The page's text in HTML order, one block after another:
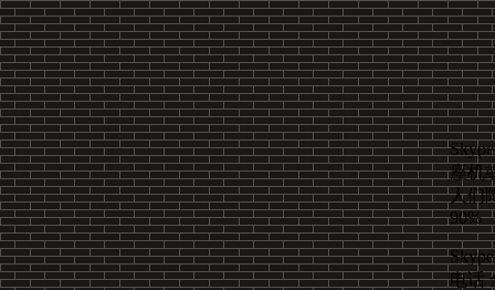
座机
人们
90%
电话